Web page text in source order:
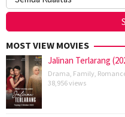
MOST VIEW MOVIES
Jalinan Terlarang
Drama Family
38,956 views